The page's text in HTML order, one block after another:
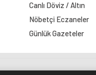
Canlı Döviz / Altın
Nöbetçi Eczaneler
Günlük Gazeteler